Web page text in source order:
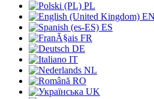
PL
EN
ES
FR
DE
IT
NL
RO
UK